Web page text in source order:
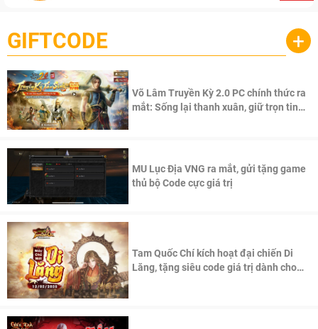
GIFTCODE +
Võ Lâm Truyền Kỳ 2.0 PC chính thức ra
mắt: Sống lại thanh xuân, giữ trọn tinh
MU Lục Địa VNG ra mắt, gửi tặng game
thủ bộ Code cực giá trị
Tam Quốc Chí kích hoạt đại chiến Di
Lăng, tặng siêu code giá trị dành cho